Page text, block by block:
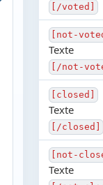
[/voted]
[not-
Texte
[/not-
[closed]
Texte
[/closed]
[not-
Texte